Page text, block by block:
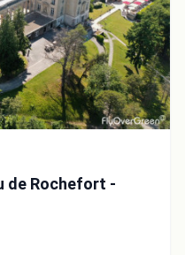
de Rochefort -
Close